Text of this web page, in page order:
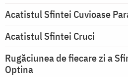
Acatistul Sfintei Cuvioase
Acatistul Sfintei Cruci
Rugăciunea de fiecare zi a
Optina